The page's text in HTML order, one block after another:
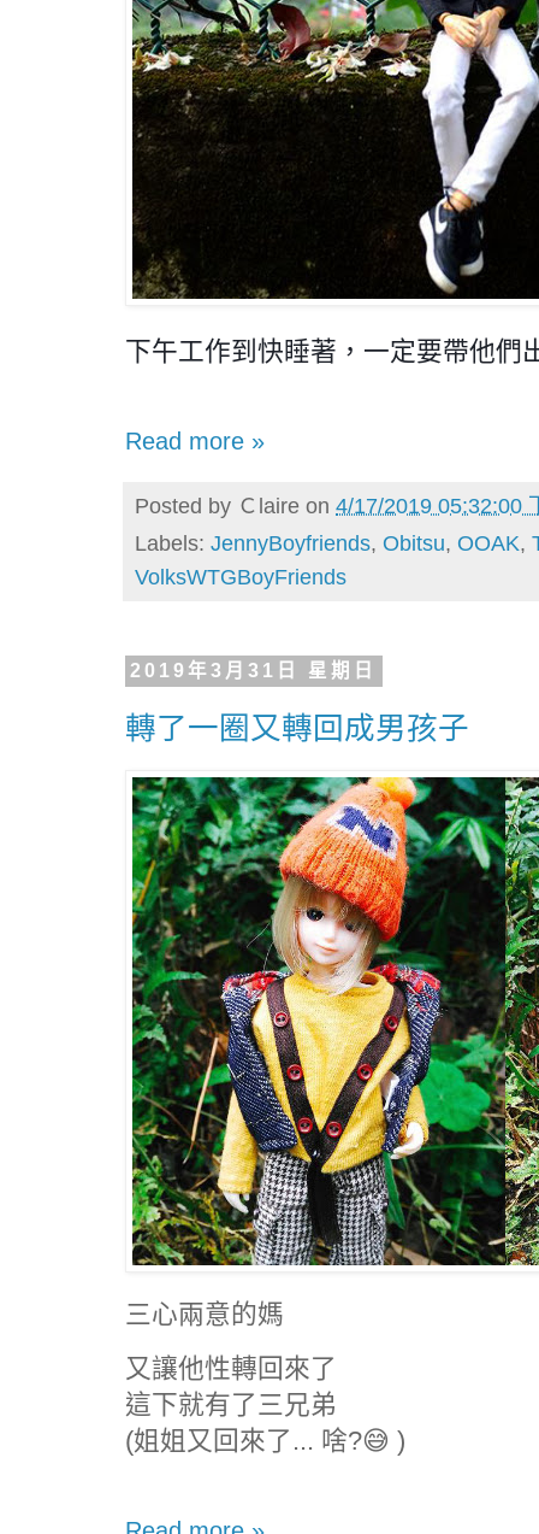
下午工作到快睡著，一定要帶他們
Read more »
Posted by Ｃlaire on 4/17/2019 05:32:00
Labels: JennyBoyfriends, Obitsu, OOAK,
VolksWTGBoyFriends
2019年3月31日 星期日
轉了一圈又轉回成男孩子
三心兩意的媽
又讓他性轉回來了
這下就有了三兄弟
(姐姐又回來了... 啥?😅 )